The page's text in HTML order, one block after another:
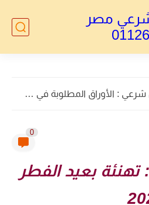
مصر
مأذون شرعي : الأوراق المطلوبة في طلاق الأجانب 2026...
0
بعيد الفطر